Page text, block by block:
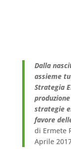
Dalla
assieme
Strategia
strategie
favore
di Ermete
Aprile